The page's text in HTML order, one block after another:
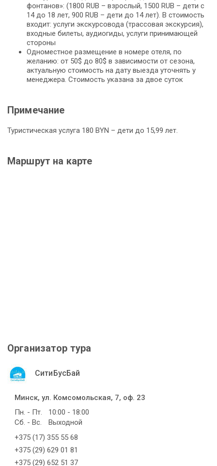
фонтанов»: (1800 RUB – взрослый, 1500 RUB – дети с
14 до 18 лет, 900 RUB – дети до 14 лет). В стоимость
входит: услуги экскурсовода (трассовая экскурсия),
входные билеты, аудиогиды, услуги принимающей
стороны
Одноместное размещение в номере отеля, по
желанию: от 50$ до 80$ в зависимости от сезона,
актуальную стоимость на дату выезда уточнять у
менеджера. Стоимость указана за двое суток
Примечание
Туристическая услуга 180 BYN – дети до 15,99 лет.
Маршрут на карте
Организатор тура
СитиБусБай
Минск, ул. Комсомольская, 7, оф. 23
Пн. - Пт.
10:00 - 18:00
Сб. - Вс.
Выходной
+375 (17) 355 55 68
+375 (29) 629 01 81
+375 (29) 652 51 37